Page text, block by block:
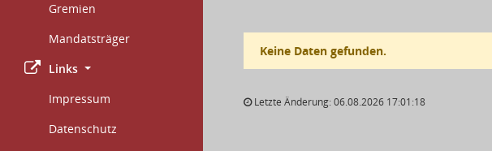
Gremien
Mandatsträger
Links
Impressum
Datenschutz
Keine Daten gefunden.
Letzte Änderung: 06.08.2026 17:01:18